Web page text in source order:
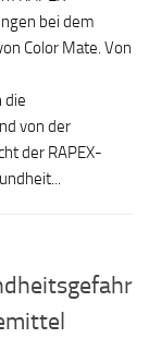
bei dem
Color Mate. Von
die
von der
der RAPEX-